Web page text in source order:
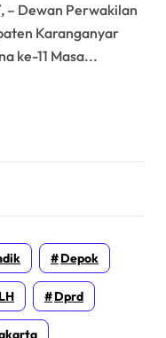
Karanganyar
ke-11 Masa...
Depok
Dprd